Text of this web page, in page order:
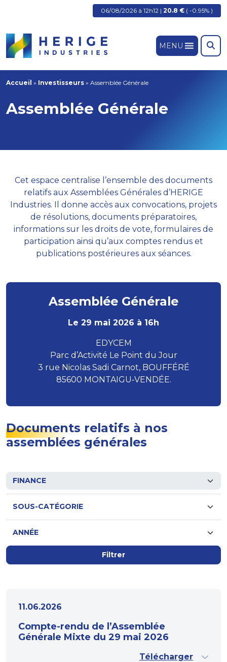
06/08/2026 à 12h12 | 20.8 € ( -0.95% )
MENU
Accueil » Investisseurs » Assemblée Générale
Assemblée Générale
Cet espace centralise l’ensemble des documents
relatifs aux Assemblées Générales d’HERIGE
Industries. Il donne accès aux convocations, projets
de résolutions, documents préparatoires,
informations sur les droits de vote, formulaires de
participation ainsi qu’aux comptes rendus et
publications postérieures aux séances.
Assemblée Générale
Le 29 mai 2026 à 16h
EDYCEM
Parc d’Activité Le Point du Jour
3 rue Nicolas Sadi Carnot, BOUFFÉRÉ
85600 MONTAIGU‑VENDÉE.
Documents relatifs à nos
assemblées générales
Filtrer
11.06.2026
Compte-rendu de l’Assemblée
Générale Mixte du 29 mai 2026
Télécharger